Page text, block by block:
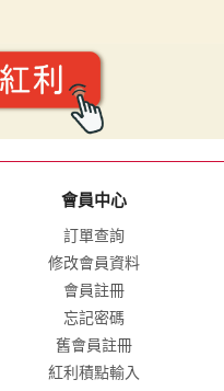
會員中心
訂單查詢
修改會員資料
會員註冊
忘記密碼
舊會員註冊
紅利積點輸入